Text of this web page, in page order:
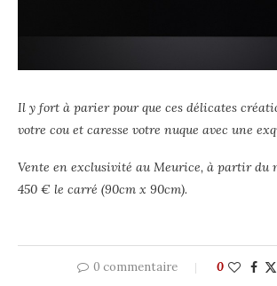
Il y fort à parier pour que ces délicates
votre cou et caresse votre nuque avec une
Vente en exclusivité au Meurice, à partir du
450 € le carré (90cm x 90cm).
0 commentaire 0